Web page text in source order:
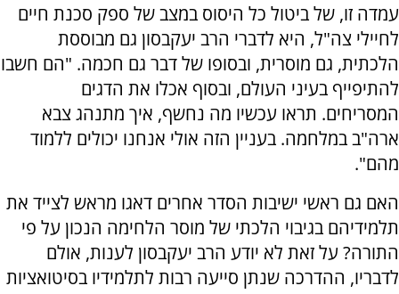
עמדה זו, של ביטול כל היסוס במצב של ספק סכנת חיים
לחיילי צה"ל, היא לדברי הרב יעקבסון גם מבוססת
הלכתית, גם מוסרית, ובסופו של דבר גם חכמה. "הם חשבו
להתיפייף בעיני העולם, ובסוף אכלו את הדגים
המסריחים. תראו עכשיו מה נחשף, איך מתנהג צבא
ארה"ב במלחמה. בעניין הזה אולי אנחנו יכולים ללמוד
מהם".
האם גם ראשי ישיבות הסדר אחרים דאגו מראש לצייד את
תלמידיהם בגיבוי הלכתי של מוסר הלחימה הנכון על פי
התורה? על זאת לא יודע הרב יעקבסון לענות, אולם
לדבריו, ההדרכה שנתן סייעה רבות לתלמידיו בסיטואציות